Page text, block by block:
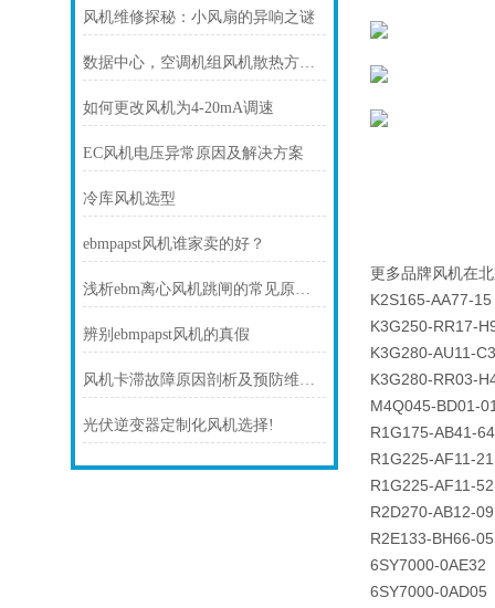
风机维修探秘：小风扇的异响之谜
数据中心，空调机组风机散热方案！
如何更改风机为4-20mA调速
EC风机电压异常原因及解决方案
冷库风机选型
ebmpapst风机谁家卖的好？
浅析ebm离心风机跳闸的常见原因及处理方法
辨别ebmpapst风机的真假
风机卡滞故障原因剖析及预防维护技巧
光伏逆变器定制化风机选择!
更多品牌风机在
K2S165-AA77-15
K3G250-RR17-
K3G280-AU11-C3
K3G280-RR03-
M4Q045-BD01-
R1G175-AB41-64
R1G225-AF11-21
R1G225-AF11-52
R2D270-AB12-09
R2E133-BH66-05
6SY7000-0AE32
6SY7000-0AD05